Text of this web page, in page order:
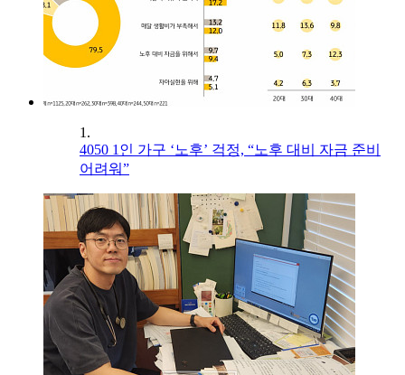
1.
4050 1인 가구 ‘노후’ 걱정, “노후 대비 자금 준비
어려워”